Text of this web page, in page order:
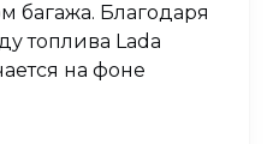
багажа. Благодаря
топлива Lada
на фоне